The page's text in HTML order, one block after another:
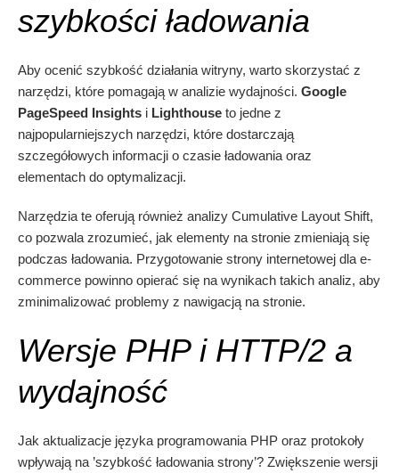
szybkości ładowania
Aby ocenić szybkość działania witryny, warto skorzystać z
narzędzi, które pomagają w analizie wydajności. Google
PageSpeed Insights i Lighthouse to jedne z
najpopularniejszych narzędzi, które dostarczają
szczegółowych informacji o czasie ładowania oraz
elementach do optymalizacji.
Narzędzia te oferują również analizy Cumulative Layout Shift,
co pozwala zrozumieć, jak elementy na stronie zmieniają się
podczas ładowania. Przygotowanie strony internetowej dla e-
commerce powinno opierać się na wynikach takich analiz, aby
zminimalizować problemy z nawigacją na stronie.
Wersje PHP i HTTP/2 a
wydajność
Jak aktualizacje języka programowania PHP oraz protokoły
wpływają na ’szybkość ładowania strony’? Zwiększenie wersji